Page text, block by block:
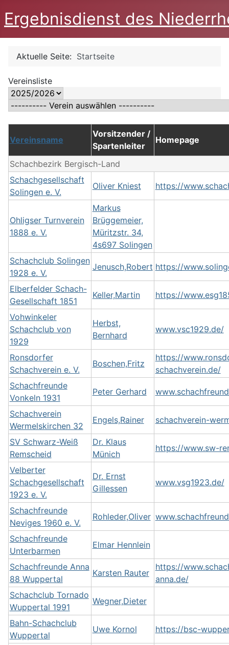
Ergebnisdienst des
Aktuelle Seite: Startseite
Vereinsliste
Vereinsname
Vorsitzender /
Spartenleiter
Homepage
Schachbezirk Bergisch-Land
Schachgesellschaft
Solingen e. V.
Oliver Kniest https://
Ohligser Turnverein
1888 e. V.
Markus
Brüggemeier,
Müritzstr. 34,
4s697 Solingen
Schachclub Solingen
1928 e. V.
Jenusch,Robert https://
Elberfelder Schach-
Gesellschaft 1851
Keller,Martin https://
Vohwinkeler
Schachclub von
1929
Herbst,
Bernhard
www.vsc1929.de/
Ronsdorfer
Schachverein e. V.
Boschen,Fritz
https://
schachverein.de/
Schachfreunde
Vonkeln 1931
Peter Gerhard
Schachverein
Wermelskirchen 32
Engels,Rainer schachverein-
SV Schwarz-Weiß
Remscheid
Dr. Klaus
Münich
https://www.sw-
Velberter
Schachgesellschaft
1923 e. V.
Dr. Ernst
Gillessen
www.vsg1923.de/
Schachfreunde
Neviges 1960 e. V.
Rohleder,Oliver
Schachfreunde
Unterbarmen
Elmar Hennlein
Schachfreunde Anna
88 Wuppertal
Karsten Rauter
https://
anna.de/
Schachclub Tornado
Wuppertal 1991
Wegner,Dieter
Bahn-Schachclub
Wuppertal
Uwe Kornol https://bsc-